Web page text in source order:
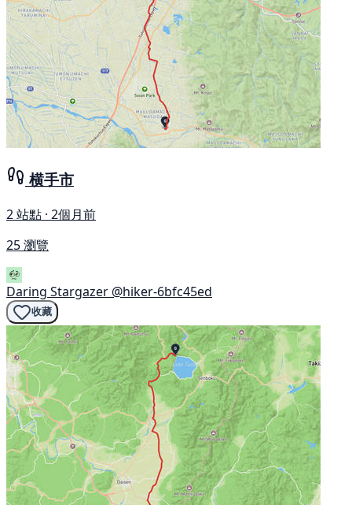
横手市
2 站點 · 2個月前
25 瀏覽
Daring Stargazer @hiker-6bfc45ed
收藏